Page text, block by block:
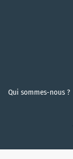
Qui sommes-nous ?